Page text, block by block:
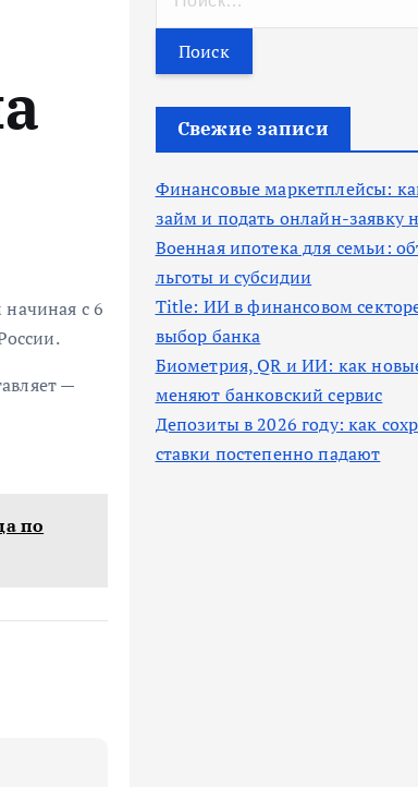
с 6
—
по
т
и
Свежие записи
Финансовые маркетплейсы:
займ и подать онлайн-заявку
Военная ипотека для семьи:
льготы и субсидии
Title: ИИ в финансовом
выбор банка
Биометрия, QR и ИИ: как
меняют банковский сервис
Депозиты в 2026 году: как
ставки постепенно падают